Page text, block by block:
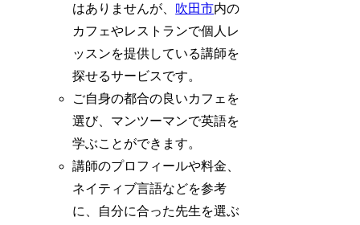
はありませんが、 吹田市内の
カフェやレストランで個人レ
ッスンを提供している講師を
探せるサービスです。
ご自身の都合の良いカフェを
選び、マンツーマンで英語を
学ぶことができます。
講師のプロフィールや料金、
ネイティブ言語などを参考
に、自分に合った先生を選ぶ